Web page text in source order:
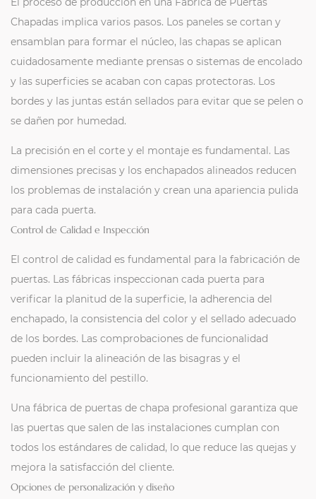
Chapadas implica varios pasos. Los paneles se cortan y
ensamblan para formar el núcleo, las chapas se aplican
cuidadosamente mediante prensas o sistemas de encolado
y las superficies se acaban con capas protectoras. Los
bordes y las juntas están sellados para evitar que se pelen o
se dañen por humedad.
La precisión en el corte y el montaje es fundamental. Las
dimensiones precisas y los enchapados alineados reducen
los problemas de instalación y crean una apariencia pulida
para cada puerta.
Control de Calidad e Inspección
El control de calidad es fundamental para la fabricación de
puertas. Las fábricas inspeccionan cada puerta para
verificar la planitud de la superficie, la adherencia del
enchapado, la consistencia del color y el sellado adecuado
de los bordes. Las comprobaciones de funcionalidad
pueden incluir la alineación de las bisagras y el
funcionamiento del pestillo.
Una fábrica de puertas de chapa profesional garantiza que
las puertas que salen de las instalaciones cumplan con
todos los estándares de calidad, lo que reduce las quejas y
mejora la satisfacción del cliente.
Opciones de personalización y diseño